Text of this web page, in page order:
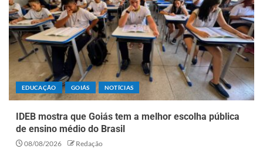
EDUCAÇÃO GOIÁS NOTÍCIAS
IDEB mostra que Goiás tem a melhor escolha pública
de ensino médio do Brasil
08/08/2026 Redação